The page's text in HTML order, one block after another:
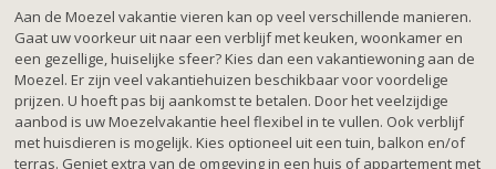
Aan de Moezel vakantie vieren kan op veel verschillende manieren.
Gaat uw voorkeur uit naar een verblijf met keuken, woonkamer en
een gezellige, huiselijke sfeer? Kies dan een vakantiewoning aan de
Moezel. Er zijn veel vakantiehuizen beschikbaar voor voordelige
prijzen. U hoeft pas bij aankomst te betalen. Door het veelzijdige
aanbod is uw Moezelvakantie heel flexibel in te vullen. Ook verblijf
met huisdieren is mogelijk. Kies optioneel uit een tuin, balkon en/of
terras. Geniet extra van de omgeving in een huis of appartement met